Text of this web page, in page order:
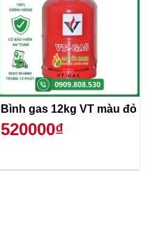
Bình gas 12kg VT màu đỏ
520000₫